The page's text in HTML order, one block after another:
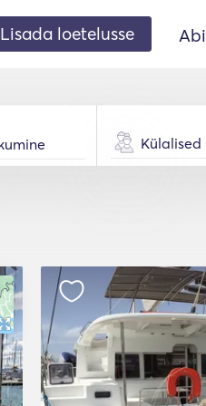
Lisada loetelusse Abi
Külalised